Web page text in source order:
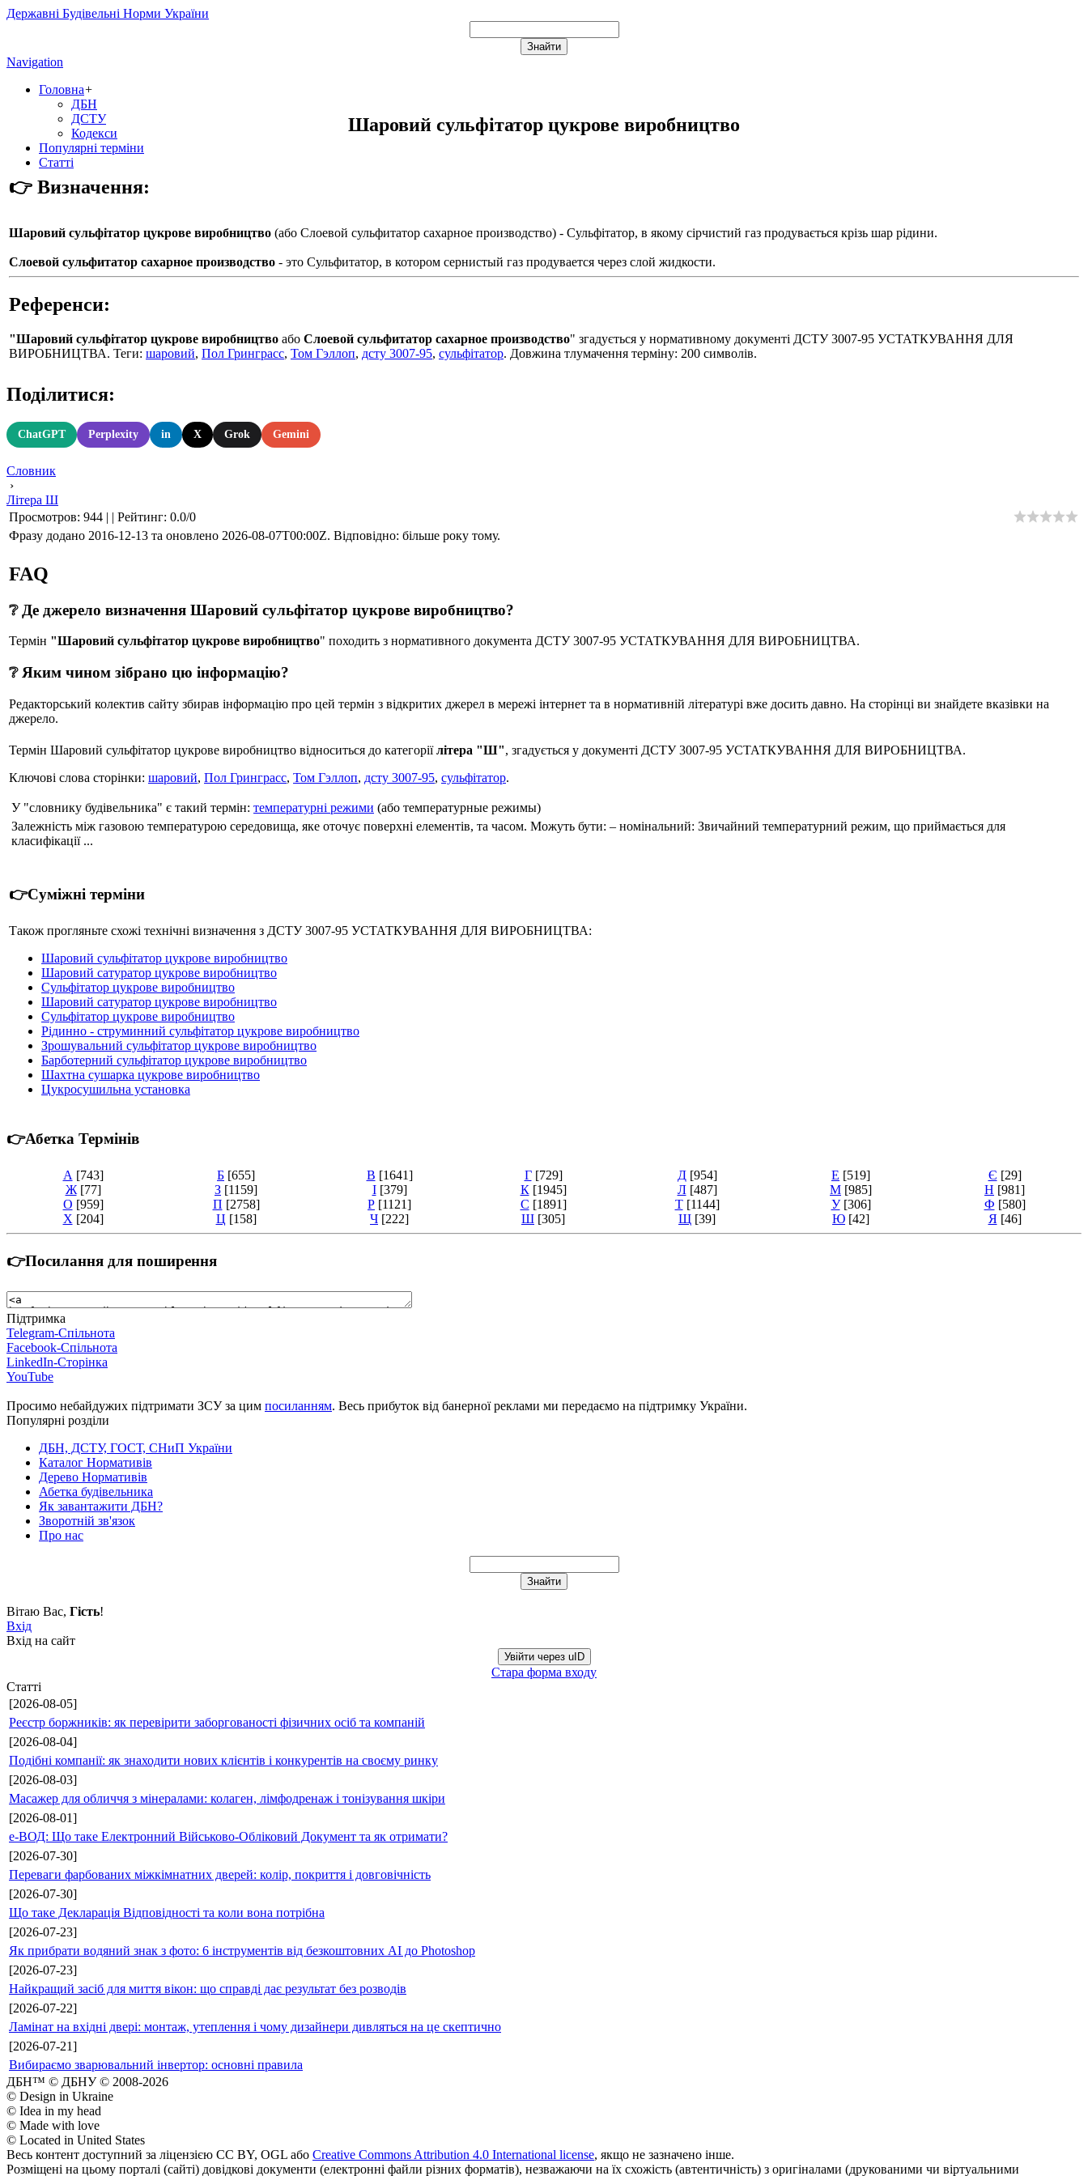
Державні Будівельні Норми України
Navigation
Головна+
ДБН
ДСТУ
Кодекси
Популярні терміни
Статті
Шаровий сульфітатор цукрове виробництво
👉 Визначення:
Шаровий сульфітатор цукрове виробництво (або Слоевой сульфитатор сахарное производство) - Сульфітатор, в якому сірчистий газ продувається крізь шар рідини.
Слоевой сульфитатор сахарное производство - это Сульфитатор, в котором сернистый газ продувается через слой жидкости.
Референси:
"Шаровий сульфітатор цукрове виробництво або Слоевой сульфитатор сахарное производство" згадується у нормативному документі ДСТУ 3007-95 УСТАТКУВАННЯ ДЛЯ
ВИРОБНИЦТВА. Теги: шаровий, Пол Гринграсс, Том Гэллоп, дсту 3007-95, сульфітатор. Довжина тлумачення терміну: 200 символів.
Поділитися:
ChatGPT Perplexity in X Grok Gemini
Словник
›
Літера Ш
Просмотров: 944 | | Рейтинг: 0.0/0
Фразу додано 2016-12-13 та оновлено 2026-08-07T00:00Z. Відповідно: більше року тому.
FAQ
❔ Де джерело визначення Шаровий сульфітатор цукрове виробництво?
Термін "Шаровий сульфітатор цукрове виробництво" походить з нормативного документа ДСТУ 3007-95 УСТАТКУВАННЯ ДЛЯ ВИРОБНИЦТВА.
❔ Яким чином зібрано цю інформацію?
Редакторський колектив сайту збирав інформацію про цей термін з відкритих джерел в мережі інтернет та в нормативній літературі вже досить давно. На сторінці ви знайдете вказівки на
джерело.
Термін Шаровий сульфітатор цукрове виробництво відноситься до категоріїлітера "Ш", згадується у документі ДСТУ 3007-95 УСТАТКУВАННЯ ДЛЯ ВИРОБНИЦТВА.
Ключові слова сторінки: шаровий, Пол Гринграсс, Том Гэллоп, дсту 3007-95, сульфітатор.
У "словнику будівельника" є такий термін: температурні режими (або температурные режимы)
Залежність між газовою температурою середовища, яке оточує поверхні елементів, та часом. Можуть бути: – номінальний: Звичайний температурний режим, що приймається для
класифікації ...
👉Суміжні терміни
Також прогляньте схожі технічні визначення з ДСТУ 3007-95 УСТАТКУВАННЯ ДЛЯ ВИРОБНИЦТВА:
Шаровий сульфітатор цукрове виробництво
Шаровий сатуратор цукрове виробництво
Сульфітатор цукрове виробництво
Шаровий сатуратор цукрове виробництво
Сульфітатор цукрове виробництво
Рідинно - струминний сульфітатор цукрове виробництво
Зрошувальний сульфітатор цукрове виробництво
Барботерний сульфітатор цукрове виробництво
Шахтна сушарка цукрове виробництво
Цукросушильна установка
👉Абетка Термінів
А [743] Б [655] В [1641] Г [729] Д [954] Е [519] Є [29]
Ж [77] З [1159] І [379] К [1945] Л [487] М [985] Н [981]
О [959] П [2758] Р [1121] С [1891] Т [1144] У [306] Ф [580]
Х [204] Ц [158] Ч [222] Ш [305] Щ [39] Ю [42] Я [46]
👉Посилання для поширення
Підтримка
Telegram-Спільнота
Facebook-Спільнота
LinkedIn-Сторінка
YouTube
Просимо небайдужих підтримати ЗСУ за цим посиланням. Весь прибуток від банерної реклами ми передаємо на підтримку України.
Популярні розділи
ДБН, ДСТУ, ГОСТ, СНиП України
Каталог Нормативів
Дерево Нормативів
Абетка будівельника
Як завантажити ДБН?
Зворотній зв'язок
Про нас
Вітаю Вас, Гість!
Вхід
Вхід на сайт
Увійти через uID
Стара форма входу
Статті
[2026-08-05]
Реєстр боржників: як перевірити заборгованості фізичних осіб та компаній
[2026-08-04]
Подібні компанії: як знаходити нових клієнтів і конкурентів на своєму ринку
[2026-08-03]
Масажер для обличчя з мінералами: колаген, лімфодренаж і тонізування шкіри
[2026-08-01]
е-ВОД: Що таке Електронний Військово-Обліковий Документ та як отримати?
[2026-07-30]
Переваги фарбованих міжкімнатних дверей: колір, покриття і довговічність
[2026-07-30]
Що таке Декларація Відповідності та коли вона потрібна
[2026-07-23]
Як прибрати водяний знак з фото: 6 інструментів від безкоштовних AI до Photoshop
[2026-07-23]
Найкращий засіб для миття вікон: що справді дає результат без розводів
[2026-07-22]
Ламінат на вхідні двері: монтаж, утеплення і чому дизайнери дивляться на це скептично
[2026-07-21]
Вибираємо зварювальний інвертор: основні правила
ДБН™ © ДБНУ © 2008-2026
© Design in Ukraine
© Idea in my head
© Made with love
© Located in United States
Весь контент доступний за ліцензією CC BY, OGL або Creative Commons Attribution 4.0 International license, якщо не зазначено інше.
Розміщені на цьому порталі (сайті) довідкові документи (електронні файли різних форматів), незважаючи на їх схожість (автентичність) з оригіналами (друкованими чи віртуальними